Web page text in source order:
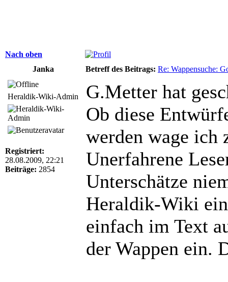
Nach oben
Janka
Betreff des Beitrags: Re: Wappensuche:
Heraldik-Wiki-Admin
Registriert:
28.08.2009, 22:21
Beiträge: 2854
G.Metter hat
Ob diese
werden wage ich
Unerfahrene
Unterschätze
Heraldik-Wiki
einfach im Text
der Wappen ein.